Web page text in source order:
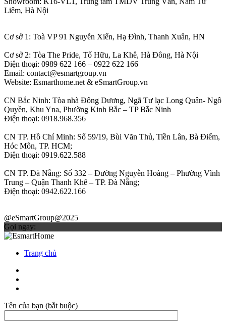
Liêm, Hà Nội
Cơ sở 1: Toà VP 91 Nguyễn Xiển, Hạ Đình, Thanh Xuân, HN
Cơ sở 2: Tòa The Pride, Tố Hữu, La Khê, Hà Đông, Hà Nội
Điện thoại: 0989 622 166 – 0922 622 166
Email: contact@esmartgroup.vn
Website: Esmarthome.net & eSmartGroup.vn
CN Bắc Ninh: Tòa nhà Đông Dương, Ngã Tư lạc Long Quân- Ngô
Quyền, Khu Yna, Phường Kinh Bắc – TP Bắc Ninh
Điện thoại: 0918.968.356
CN TP. Hồ Chí Minh: Số 59/19, Bùi Văn Thủ, Tiền Lân, Bà Điểm,
Hóc Môn, TP. HCM;
Điện thoại: 0919.622.588
CN TP. Đà Nẵng: Số 332 – Đường Nguyễn Hoàng – Phường Vĩnh
Trung – Quận Thanh Khê – TP. Đà Nẵng;
Điện thoại: 0942.622.166
@eSmartGroup@2025
Gọi ngay:
Trang chủ
Tên của bạn (bắt buộc)